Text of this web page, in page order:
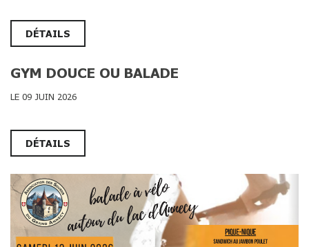
DÉTAILS
GYM DOUCE OU BALADE
LE 09 JUIN 2026
DÉTAILS